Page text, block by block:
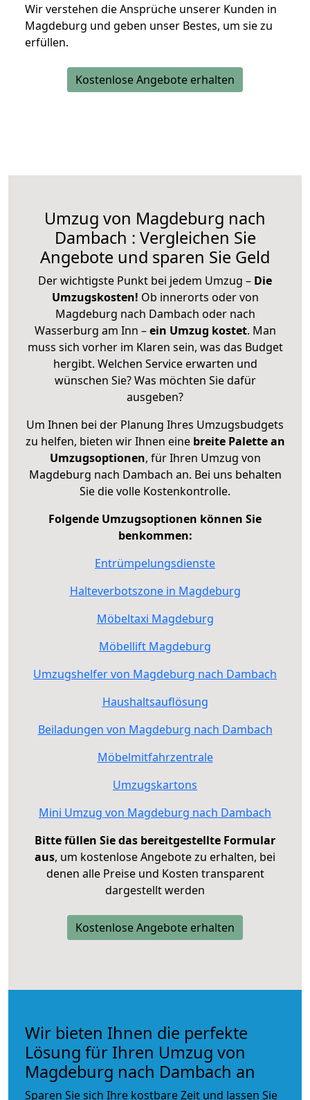
Wir verstehen die Ansprüche unserer Kunden in
Magdeburg und geben unser Bestes, um sie zu
erfüllen.
Kostenlose Angebote erhalten
Umzug von Magdeburg nach
Dambach : Vergleichen Sie
Angebote und sparen Sie Geld
Der wichtigste Punkt bei jedem Umzug – Die
Umzugskosten! Ob innerorts oder von
Magdeburg nach Dambach oder nach
Wasserburg am Inn –ein Umzug kostet. Man
muss sich vorher im Klaren sein, was das Budget
hergibt. Welchen Service erwarten und
wünschen Sie? Was möchten Sie dafür
ausgeben?
Um Ihnen bei der Planung Ihres Umzugsbudgets
zu helfen, bieten wir Ihnen eine breite Palette an
Umzugsoptionen, für Ihren Umzug von
Magdeburg nach Dambach an. Bei uns behalten
Sie die volle Kostenkontrolle.
Folgende Umzugsoptionen können Sie
benkommen:
Entrümpelungsdienste
Halteverbotszone in Magdeburg
Möbeltaxi Magdeburg
Möbellift Magdeburg
Umzugshelfer von Magdeburg nach Dambach
Haushaltsauflösung
Beiladungen von Magdeburg nach Dambach
Möbelmitfahrzentrale
Umzugskartons
Mini Umzug von Magdeburg nach Dambach
Bitte füllen Sie das bereitgestellte Formular
aus, um kostenlose Angebote zu erhalten, bei
denen alle Preise und Kosten transparent
dargestellt werden
Kostenlose Angebote erhalten
Wir bieten Ihnen die perfekte
Lösung für Ihren Umzug von
Magdeburg nach Dambach an
Sparen Sie sich Ihre kostbare Zeit und lassen Sie